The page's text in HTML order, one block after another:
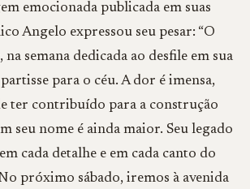
emocionada publicada em suas
Angelo expressou seu pesar: “O
semana dedicada ao desfile em sua
para o céu. A dor é imensa,
ter contribuído para a construção
seu nome é ainda maior. Seu legado
cada detalhe e em cada canto do
próximo sábado, iremos à avenida